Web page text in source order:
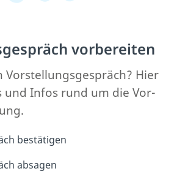
vorbereiten
Vorstellungsgespräch? Hier
und Infos rund um die Vor-
bestätigen
absagen